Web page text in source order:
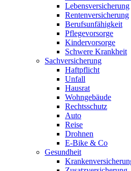
Lebensversicherung
Rentenversicherung
Berufsunfähigkeit
Pflegevorsorge
Kindervorsorge
Schwere Krankheit
Sachversicherung
Haftpflicht
Unfall
Hausrat
Wohngebäude
Rechtsschutz
Auto
Reise
Drohnen
E-Bike & Co
Gesundheit